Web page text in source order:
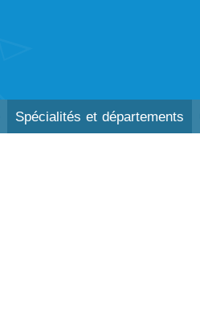
Spécialités et départements